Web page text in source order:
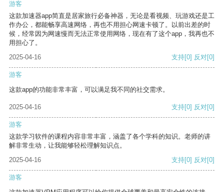
游客
这款加速器app简直是居家旅行必备神器，无论是看视频、玩游戏还是工
作办公，都能畅享高速网络，再也不用担心网速卡顿了。以前出差的时
候，经常因为网速慢而无法正常使用网络，现在有了这个app，我再也不
用担心了。
2025-04-16
支持[0] 反对[0]
游客
这款app的功能非常丰富，可以满足我不同的社交需求。
2025-04-16 支持[0] 反对[0]
游客
这款学习软件的课程内容非常丰富，涵盖了各个学科的知识。老师的讲
解非常生动，让我能够轻松理解知识点。
2025-04-16
支持[0] 反对[0]
游客